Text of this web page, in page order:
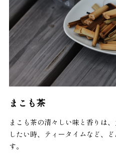
まこも茶
まこも茶の清々しい味と香りは
したい時、ティータイムなど、
す。